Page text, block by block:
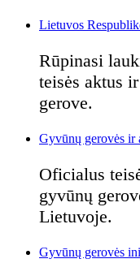
Lietuvos
Rūpinasi
teisės aktus
gerove.
Gyvūnų gerovės ir
Oficialus
gyvūnų
Lietuvoje.
Gyvūnų gerovės